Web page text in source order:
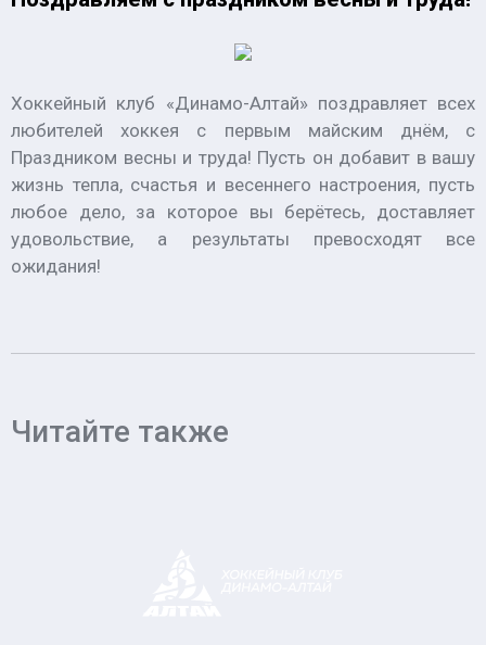
Хоккейный клуб «Динамо-Алтай» поздравляет всех
любителей хоккея с первым майским днём, с
Праздником весны и труда! Пусть он добавит в вашу
жизнь тепла, счастья и весеннего настроения, пусть
любое дело, за которое вы берётесь, доставляет
удовольствие, а результаты превосходят все
ожидания!
Читайте также